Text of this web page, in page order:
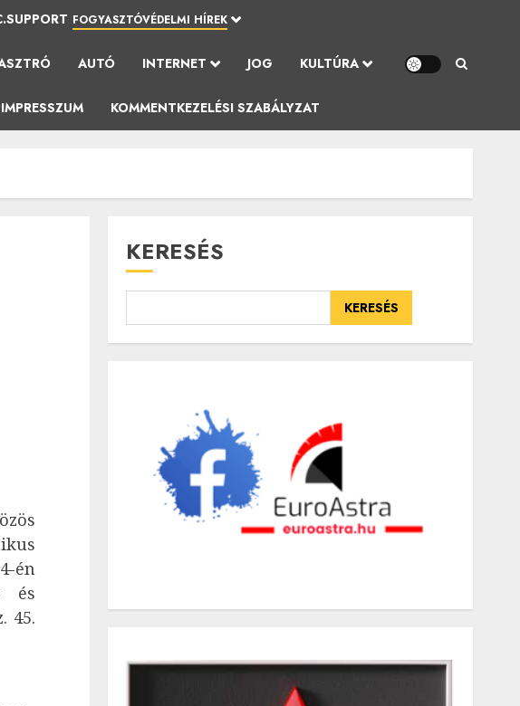
FOGYASZTÓVÉDELMI HÍREK
AUTÓ INTERNET JOG KULTÚRA
IMPRESSZUM KOMMENTKEZELÉSI SZABÁLYZAT
én
és
45.
KERESÉS
KERESÉS